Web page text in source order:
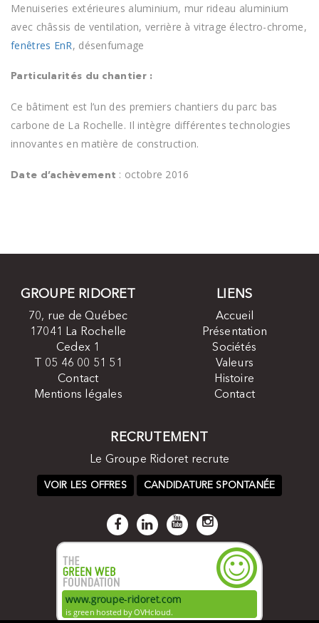
Menuiseries extérieures aluminium, mur rideau aluminium
avec châssis de ventilation, verrière à vitrage électro-chrome,
fenêtres EnR, désenfumage
Particularités du chantier :
Ce bâtiment est l’un des premiers chantiers du parc bas
carbone de La Rochelle. Il intègre différentes technologies
innovantes en matière de construction.
Date d’achèvement : octobre 2016
GROUPE RIDORET
70, rue de Québec
17041 La Rochelle
Cedex 1
T 05 46 00 51 51
Contact
Mentions légales
LIENS
Accueil
Présentation
Sociétés
Valeurs
Histoire
Contact
RECRUTEMENT
Le Groupe Ridoret recrute
VOIR LES OFFRES CANDIDATURE SPONTANÉE